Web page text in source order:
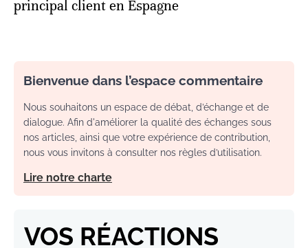
principal client en Espagne
Bienvenue dans l’espace commentaire
Nous souhaitons un espace de débat, d’échange et de
dialogue. Afin d'améliorer la qualité des échanges sous
nos articles, ainsi que votre expérience de contribution,
nous vous invitons à consulter nos règles d’utilisation.
Lire notre charte
VOS RÉACTIONS